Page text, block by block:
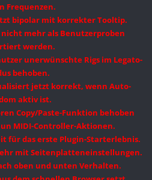
Frequenzen.
bipolar mit korrekter Tooltip.
mehr als Benutzerproben
werden.
unerwünschte Rigs im Legato-
behoben.
jetzt korrekt, wenn Auto-
aktiv ist.
Copy/Paste-Funktion behoben
MIDI-Controller-Aktionen.
für das erste Plugin-Starterlebnis.
mit Seitenplatteneinstellungen.
oben und unten Verhalten.